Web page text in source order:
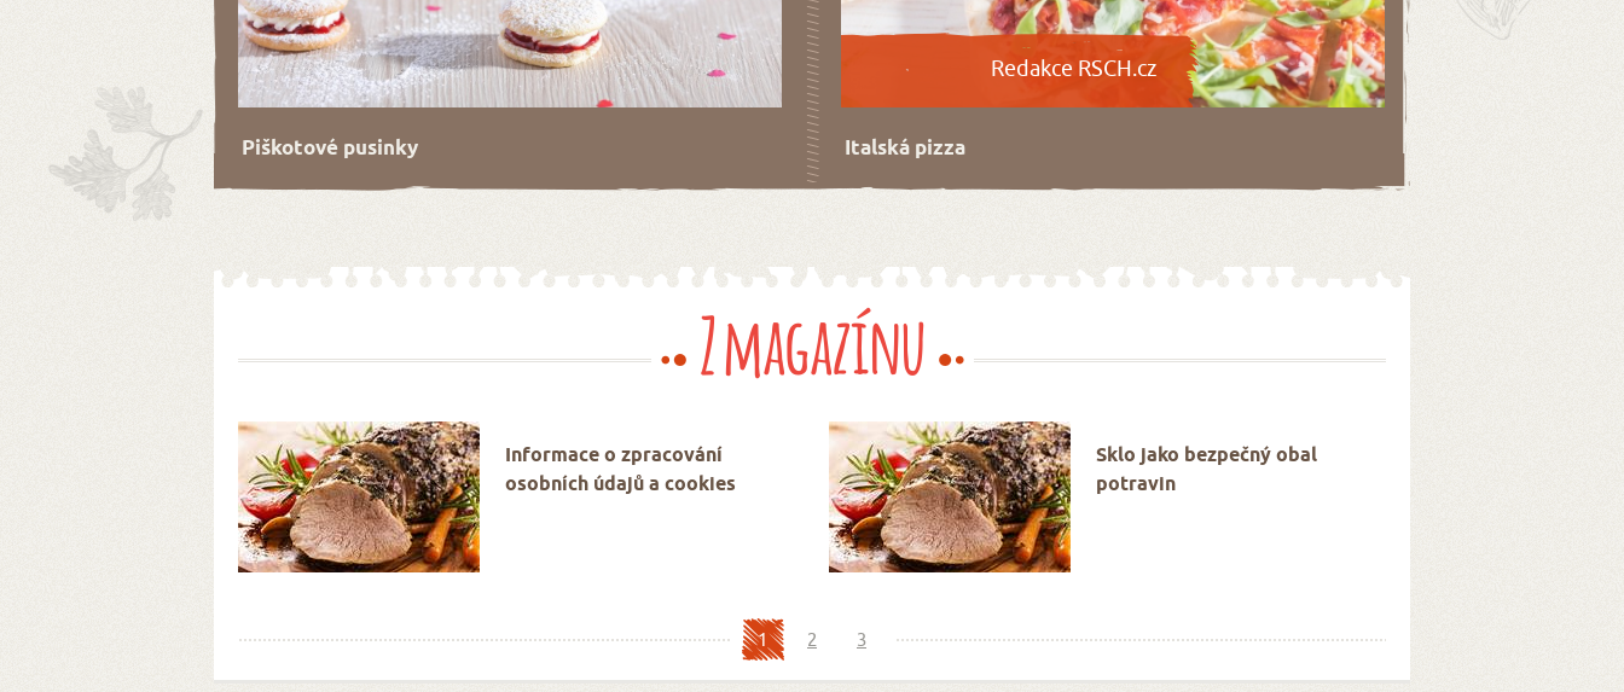
Piškotové pusinky
Redakce RSCH.cz
Italská pizza
Z magazínu
Informace o zpracování
osobních údajů a cookies
Sklo jako bezpečný obal
potravin
1 2 3